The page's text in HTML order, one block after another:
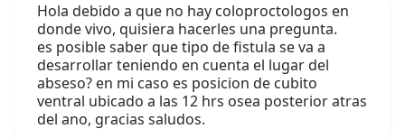
Hola debido a que no hay coloproctologos en
donde vivo, quisiera hacerles una pregunta.
es posible saber que tipo de fistula se va a
desarrollar teniendo en cuenta el lugar del
abseso? en mi caso es posicion de cubito
ventral ubicado a las 12 hrs osea posterior atras
del ano, gracias saludos.